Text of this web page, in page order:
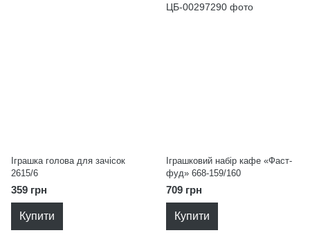
Іграшка голова для зачісок
2615/6
359 грн
Купити
Іграшковий набір кафе «Фаст-
фуд» 668-159/160
709 грн
Купити